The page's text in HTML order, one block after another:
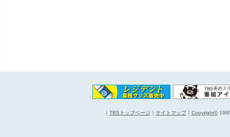
｜ TBSトップページ ｜ サイトマップ｜ Copyright©